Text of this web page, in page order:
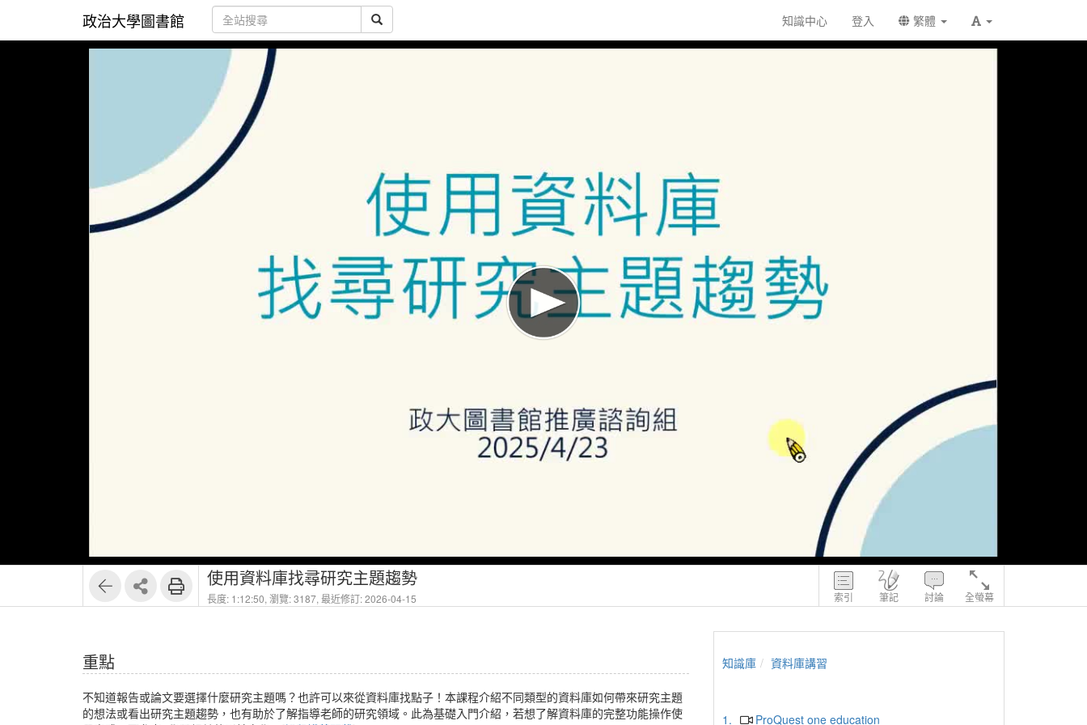
政治大學圖書館 知識中心 登入 繁體
索引 筆記 討論 全螢幕
使用資料庫找尋研究主題趨勢
長度: 1:12:50, 瀏覽: 3187, 最近修訂: 2026-04-15
重點
不知道報告或論文要選擇什麼研究主題嗎？也許可以來從資料庫找點子！本課程介紹不同類型的資料庫如何帶來研究主題
的想法或看出研究主題趨勢，也有助於了解指導老師的研究領域。此為基礎入門介紹，若想了解資料庫的完整功能操作使
知識庫 資料庫講習
1.
ProQuest one education